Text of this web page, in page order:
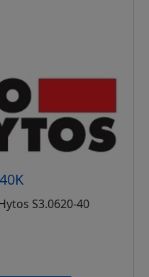
S3.0620-40